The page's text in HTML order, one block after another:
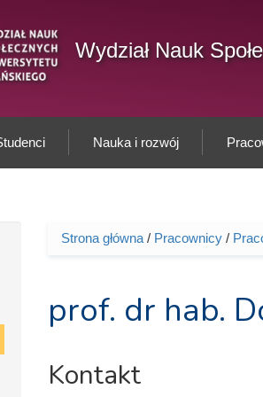
Wydział Nauk
Nauka i rozwój
Jesteś tutaj
Strona główna/ Pracownicy/
prof. dr hab.
Kontakt